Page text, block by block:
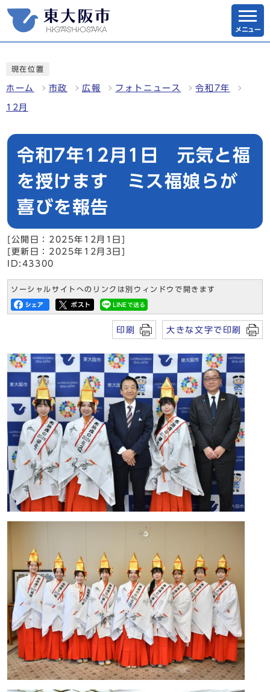
メニュー
現在位置
ホーム 市政 広報 フォトニュース 令和7年
12月
令和7年12月1日 元気と福
を授けます ミス福娘らが
喜びを報告
[公開日：2025年12月1日]
[更新日：2025年12月3日]
ID:43300
ソーシャルサイトへのリンクは別ウィンドウで開きます
印刷 大きな文字で印刷